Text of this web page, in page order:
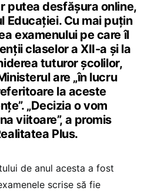
putea desfășura online,
Educației. Cu mai puțin
examenului pe care îl
claselor a XII-a și la
tuturor școlilor,
are „în lucru
la aceste
„Decizia o vom
viitoare”, a promis
Plus.
de anul acesta a fost
scrise să fie